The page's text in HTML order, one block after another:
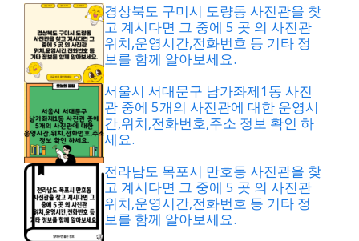
경상북도 구미시 도량동 사진관을 찾
고 계시다면 그 중에 5 곳 의 사진관
위치,운영시간,전화번호 등 기타 정
보를 함께 알아보세요.
서울시 서대문구 남가좌제1동 사진
관 중에 5개의 사진관에 대한 운영시
간,위치,전화번호,주소 정보 확인 하
세요.
전라남도 목포시 만호동 사진관을 찾
고 계시다면 그 중에 5 곳 의 사진관
위치,운영시간,전화번호 등 기타 정
보를 함께 알아보세요.